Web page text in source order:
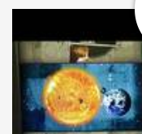
MEGOSZTÁS